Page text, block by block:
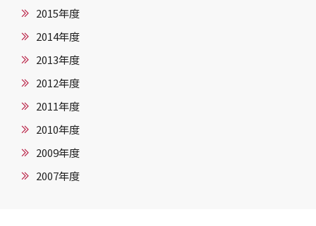
2015年度
2014年度
2013年度
2012年度
2011年度
2010年度
2009年度
2007年度